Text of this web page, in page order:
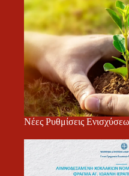
Νέες Ρυθμίσεις